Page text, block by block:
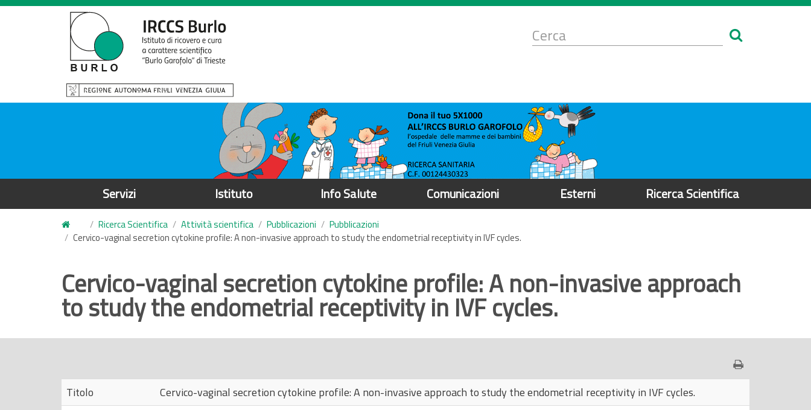
S
l
c
Form
di
Servizi Istituto Info Salute Comunicazioni Esterni Ricerca Scientifica
Ricerca Scientifica Attività scientifica Pubblicazioni
Pubblicazioni
Cervico-vaginal secretion cytokine profile: A non-invasive approach to study the endometrial receptivity in IVF cycles.
Cervico-vaginal secretion cytokine profile: A non-invasive approach
to study the endometrial receptivity in IVF cycles.
Titolo
Cervico-vaginal secretion cytokine profile: A non-invasive approach to study the endometrial receptivity in IVF cycles.